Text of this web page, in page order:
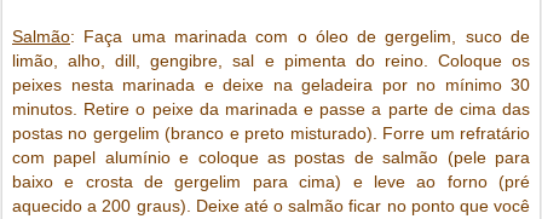
Salmão: Faça uma marinada com o óleo de gergelim, suco de
limão, alho, dill, gengibre, sal e pimenta do reino. Coloque os
peixes nesta marinada e deixe na geladeira por no mínimo 30
minutos. Retire o peixe da marinada e passe a parte de cima das
postas no gergelim (branco e preto misturado). Forre um refratário
com papel alumínio e coloque as postas de salmão (pele para
baixo e crosta de gergelim para cima) e leve ao forno (pré
aquecido a 200 graus). Deixe até o salmão ficar no ponto que você